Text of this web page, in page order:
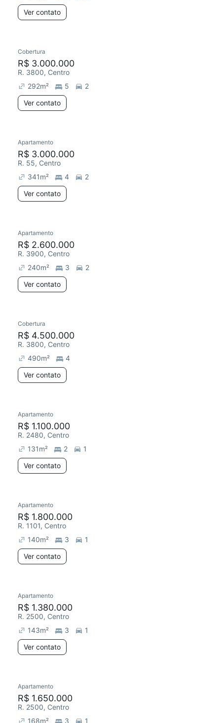
Ver contato
Cobertura
R$ 3.000.000
R. 3800, Centro
292m² 5
2
Ver contato
Apartamento
R$ 3.000.000
R. 55, Centro
341m² 4
2
Ver contato
Apartamento
R$ 2.600.000
R. 3900, Centro
240m² 3
2
Ver contato
Cobertura
R$ 4.500.000
R. 3800, Centro
490m²
4
Ver contato
Apartamento
R$ 1.100.000
R. 2480, Centro
131m² 2
1
Ver contato
Apartamento
R$ 1.800.000
R. 1101, Centro
140m² 3
1
Ver contato
Apartamento
R$ 1.380.000
R. 2500, Centro
143m² 3
1
Ver contato
Apartamento
R$ 1.650.000
R. 2500, Centro
168m² 3 1